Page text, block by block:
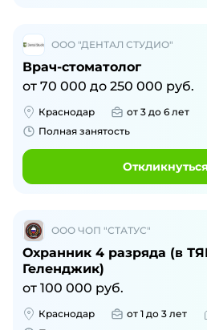
ООО "ДЕНТАЛ СТУДИО"
Врач-стоматолог
от 70 000 до 250 000 руб.
Краснодар от 3 до 6 лет
Полная занятость
Откликнуться
ООО ЧОП "СТАТУС"
Охранник 4 разряда (в
Геленджик)
от 100 000 руб.
Краснодар от 1 до 3 лет